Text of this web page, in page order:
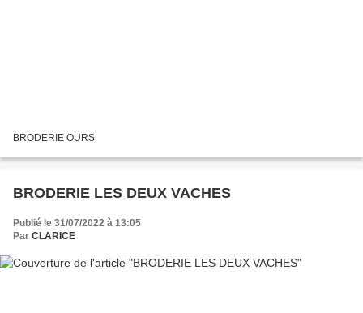
BRODERIE OURS
BRODERIE LES DEUX VACHES
Publié le 31/07/2022 à 13:05
Par CLARICE